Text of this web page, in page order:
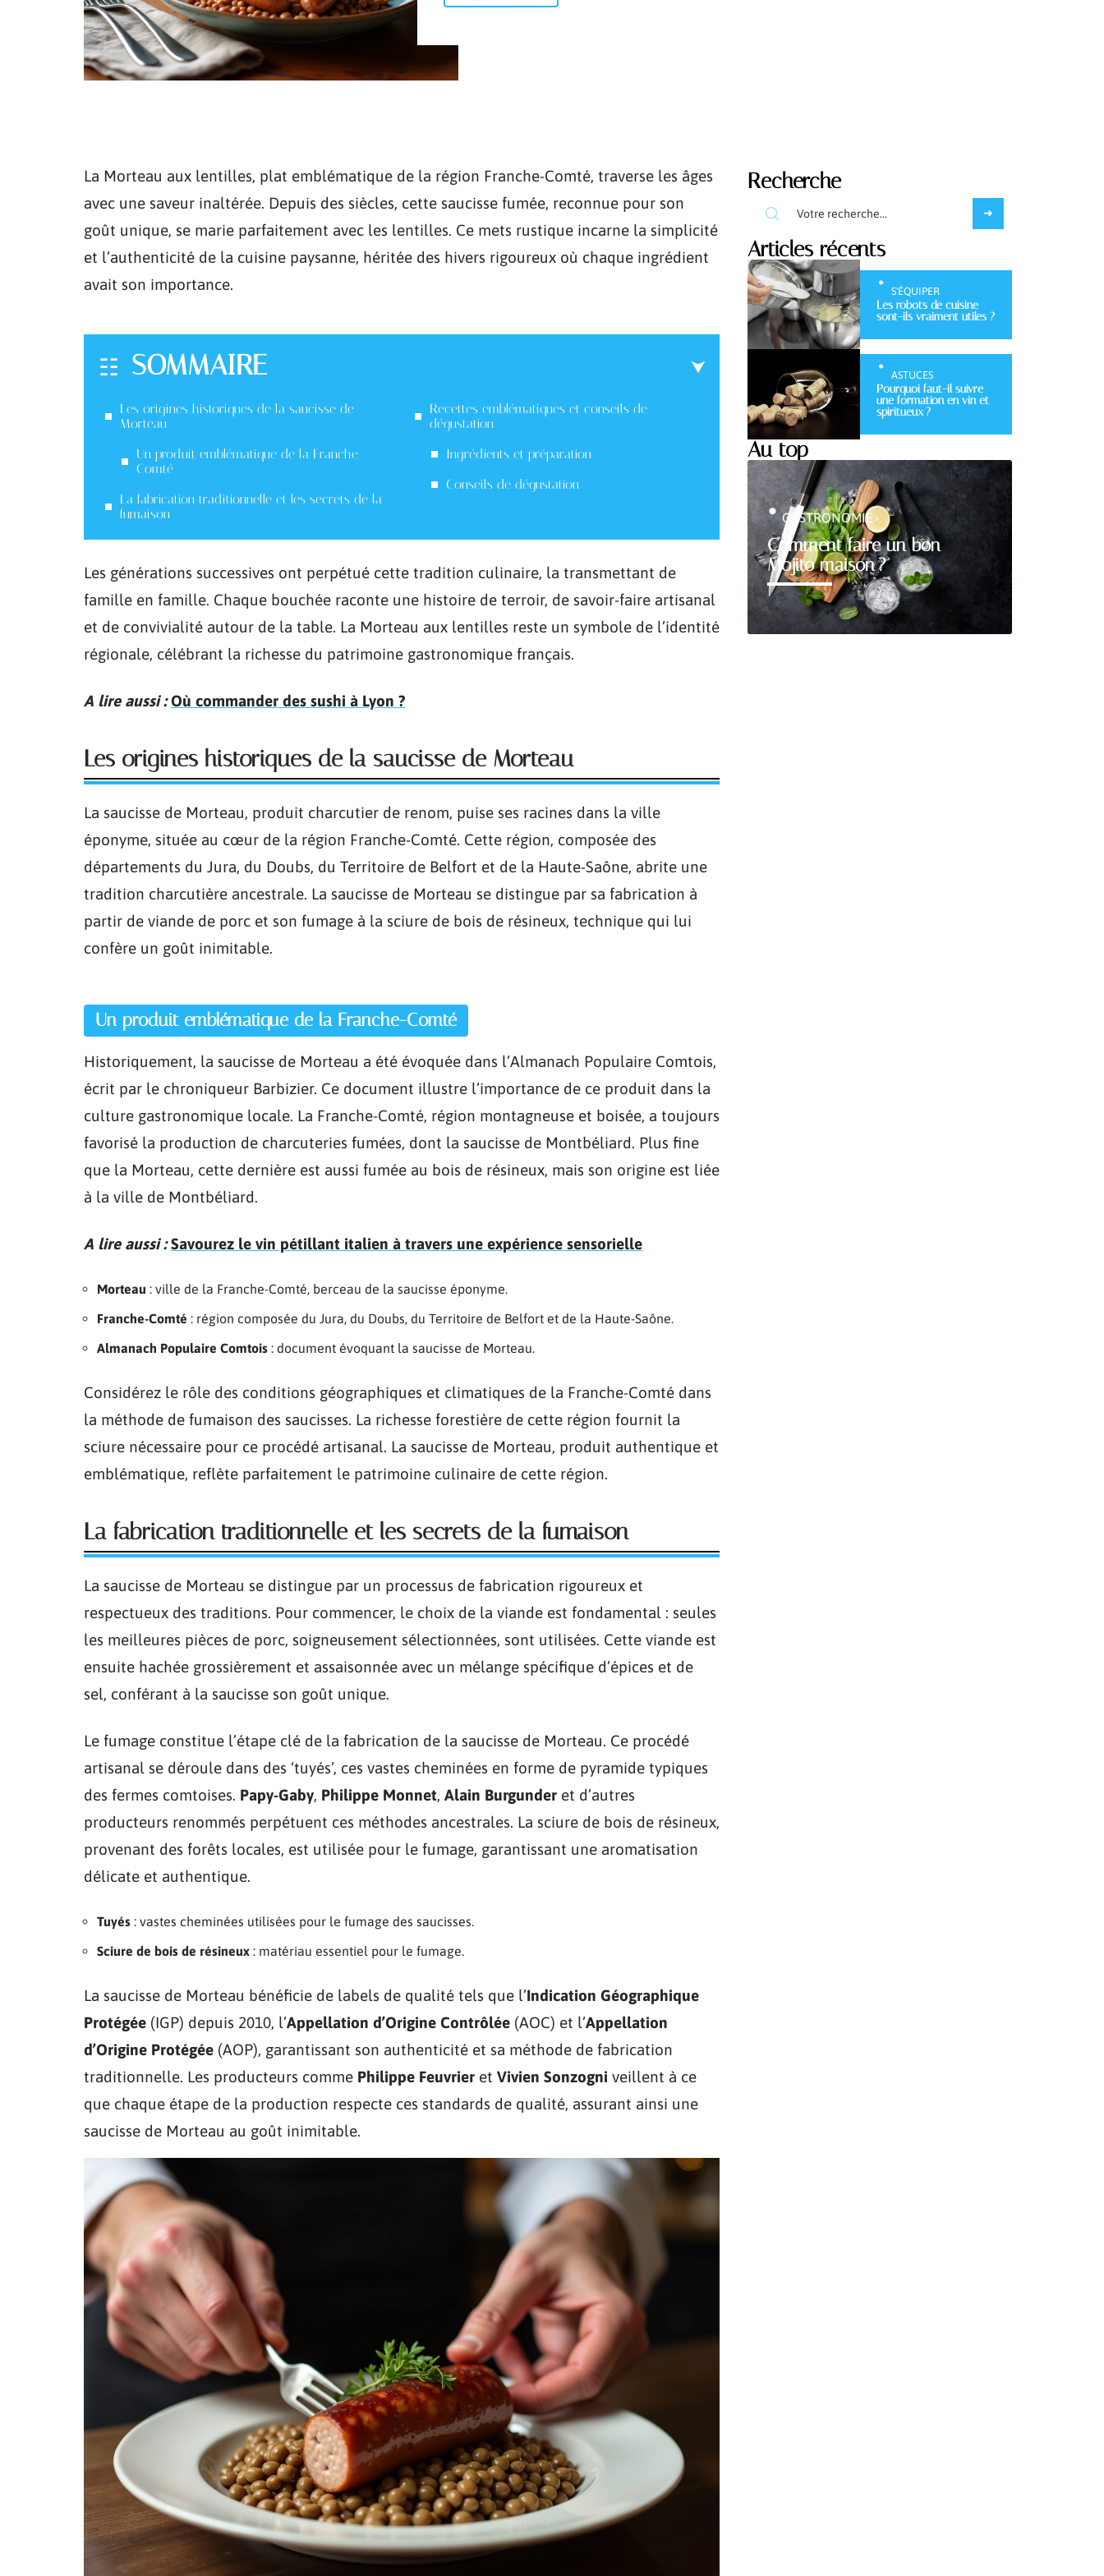
La Morteau aux lentilles, plat emblématique de la région Franche-Comté, traverse les âges
avec une saveur inaltérée. Depuis des siècles, cette saucisse fumée, reconnue pour son
goût unique, se marie parfaitement avec les lentilles. Ce mets rustique incarne la simplicité
et l’authenticité de la cuisine paysanne, héritée des hivers rigoureux où chaque ingrédient
avait son importance.
SOMMAIRE
Les origines historiques de la saucisse de
Morteau
Un produit emblématique de la Franche-
Comté
La fabrication traditionnelle et les secrets de la
fumaison
Recettes emblématiques et conseils de
dégustation
Ingrédients et préparation
Conseils de dégustation
Les générations successives ont perpétué cette tradition culinaire, la transmettant de
famille en famille. Chaque bouchée raconte une histoire de terroir, de savoir-faire artisanal
et de convivialité autour de la table. La Morteau aux lentilles reste un symbole de l’identité
régionale, célébrant la richesse du patrimoine gastronomique français.
A lire aussi : Où commander des sushi à Lyon ?
Les origines historiques de la saucisse de Morteau
La saucisse de Morteau, produit charcutier de renom, puise ses racines dans la ville
éponyme, située au cœur de la région Franche-Comté. Cette région, composée des
départements du Jura, du Doubs, du Territoire de Belfort et de la Haute-Saône, abrite une
tradition charcutière ancestrale. La saucisse de Morteau se distingue par sa fabrication à
partir de viande de porc et son fumage à la sciure de bois de résineux, technique qui lui
confère un goût inimitable.
Un produit emblématique de la Franche-Comté
Historiquement, la saucisse de Morteau a été évoquée dans l’Almanach Populaire Comtois,
écrit par le chroniqueur Barbizier. Ce document illustre l’importance de ce produit dans la
culture gastronomique locale. La Franche-Comté, région montagneuse et boisée, a toujours
favorisé la production de charcuteries fumées, dont la saucisse de Montbéliard. Plus fine
que la Morteau, cette dernière est aussi fumée au bois de résineux, mais son origine est liée
à la ville de Montbéliard.
A lire aussi : Savourez le vin pétillant italien à travers une expérience sensorielle
Morteau : ville de la Franche-Comté, berceau de la saucisse éponyme.
Franche-Comté : région composée du Jura, du Doubs, du Territoire de Belfort et de la Haute-Saône.
Almanach Populaire Comtois : document évoquant la saucisse de Morteau.
Considérez le rôle des conditions géographiques et climatiques de la Franche-Comté dans
la méthode de fumaison des saucisses. La richesse forestière de cette région fournit la
sciure nécessaire pour ce procédé artisanal. La saucisse de Morteau, produit authentique et
emblématique, reflète parfaitement le patrimoine culinaire de cette région.
La fabrication traditionnelle et les secrets de la fumaison
La saucisse de Morteau se distingue par un processus de fabrication rigoureux et
respectueux des traditions. Pour commencer, le choix de la viande est fondamental : seules
les meilleures pièces de porc, soigneusement sélectionnées, sont utilisées. Cette viande est
ensuite hachée grossièrement et assaisonnée avec un mélange spécifique d’épices et de
sel, conférant à la saucisse son goût unique.
Le fumage constitue l’étape clé de la fabrication de la saucisse de Morteau. Ce procédé
artisanal se déroule dans des ‘tuyés’, ces vastes cheminées en forme de pyramide typiques
des fermes comtoises. Papy-Gaby, Philippe Monnet, Alain Burgunder et d’autres
producteurs renommés perpétuent ces méthodes ancestrales. La sciure de bois de résineux,
provenant des forêts locales, est utilisée pour le fumage, garantissant une aromatisation
délicate et authentique.
Tuyés : vastes cheminées utilisées pour le fumage des saucisses.
Sciure de bois de résineux : matériau essentiel pour le fumage.
La saucisse de Morteau bénéficie de labels de qualité tels que l’Indication Géographique
Protégée (IGP) depuis 2010, l’Appellation d’Origine Contrôlée (AOC) et l’Appellation
d’Origine Protégée (AOP), garantissant son authenticité et sa méthode de fabrication
traditionnelle. Les producteurs comme Philippe Feuvrier et Vivien Sonzogni veillent à ce
que chaque étape de la production respecte ces standards de qualité, assurant ainsi une
saucisse de Morteau au goût inimitable.
Recherche
Articles récents
S'ÉQUIPER
Les robots de cuisine
sont-ils vraiment utiles ?
ASTUCES
Pourquoi faut-il suivre
une formation en vin et
spiritueux ?
Au top
Comment faire un bon
Mojito maison ?
GASTRONOMIE